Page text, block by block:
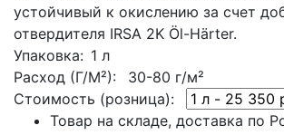
устойчивый к окислению за счет
отвердителя IRSA 2K Öl-Härter.
Упаковка: 1 л
Расход (Г/М²): 30-80 г/м²
Стоимость (розница):
Товар на складе, доставка по